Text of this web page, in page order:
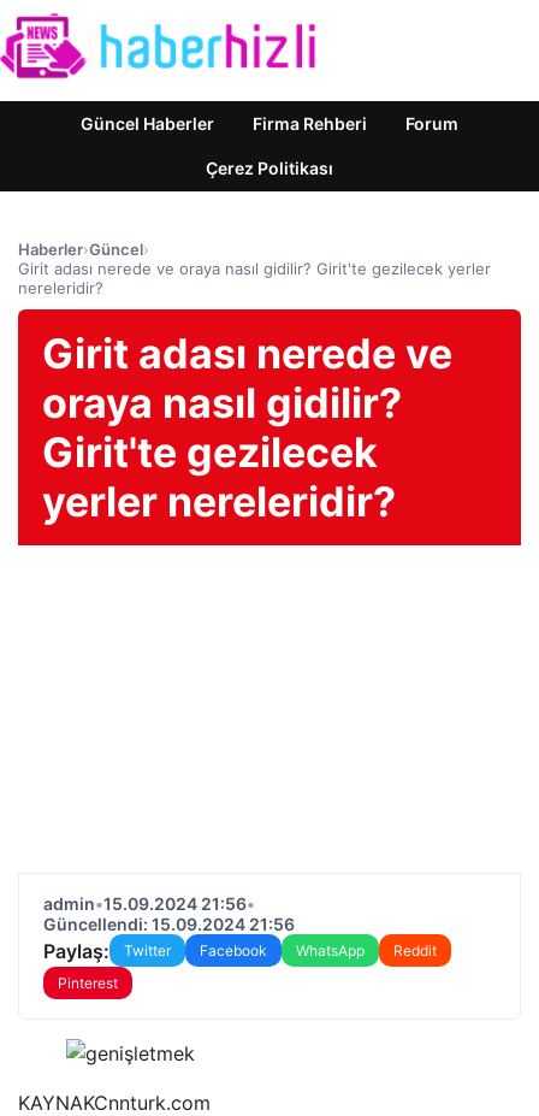
Güncel Haberler Firma Rehberi Forum
Çerez Politikası
Haberler›Güncel›
Girit adası nerede ve oraya nasıl gidilir? Girit'te gezilecek yerler
nereleridir?
Girit adası nerede ve
oraya nasıl gidilir?
Girit'te gezilecek
yerler nereleridir?
admin•15.09.2024 21:56•
Güncellendi: 15.09.2024 21:56
Paylaş: Twitter Facebook WhatsApp
Reddit
Pinterest
KAYNAKCnnturk.com